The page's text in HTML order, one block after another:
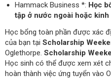
Hammack Business *: Học
tập ở nước ngoài hoặc
Học bổng toàn phần được xác
của bạn tại Scholarship
Oglethorpe. Scholarship
Học sinh có thể được xem xét
hoàn thành việc ứng tuyển vào